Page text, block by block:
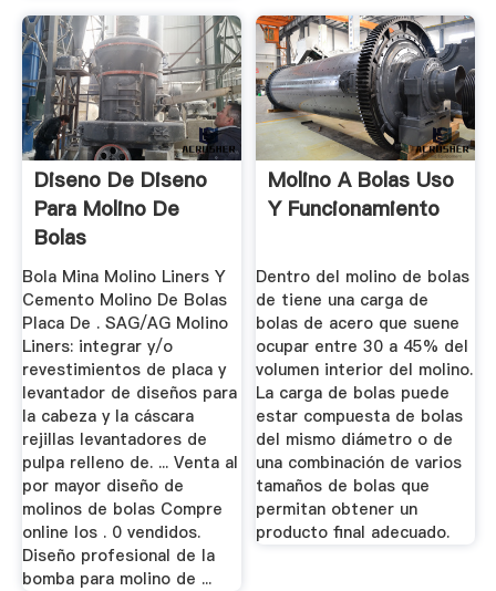
Diseno De Diseno
Para Molino De
Bolas
Bola Mina Molino Liners Y
Cemento Molino De Bolas
Placa De . SAG/AG Molino
Liners: integrar y/o
revestimientos de placa y
levantador de diseños para
la cabeza y la cáscara
rejillas levantadores de
pulpa relleno de. ... Venta al
por mayor diseño de
molinos de bolas Compre
online los . 0 vendidos.
Diseño profesional de la
bomba para molino de ...
Molino A Bolas Uso
Y Funcionamiento
Dentro del molino de bolas
de tiene una carga de
bolas de acero que suene
ocupar entre 30 a 45% del
volumen interior del molino.
La carga de bolas puede
estar compuesta de bolas
del mismo diámetro o de
una combinación de varios
tamaños de bolas que
permitan obtener un
producto final adecuado.